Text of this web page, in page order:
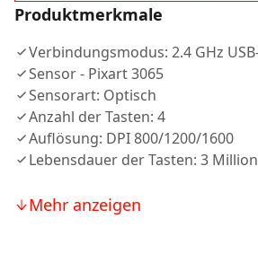
Produktmerkmale
Verbindungsmodus: 2.4 GHz
Sensor - Pixart 3065
Sensorart: Optisch
Anzahl der Tasten: 4
Auflösung: DPI 800/1200/1600
Lebensdauer der Tasten: 3
Mehr anzeigen